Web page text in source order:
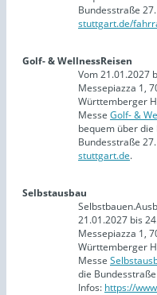
Bundesstraße
stuttgart.de/
Golf- & WellnessReisen
Vom 21.01.2027
Messepiazza 1,
Württemberger
Messe Golf- &
bequem über
Bundesstraße
stuttgart.de.
Selbstausbau
21.01.2027 bis
Messepiazza 1,
Württemberger
Messe
die
Infos: https://